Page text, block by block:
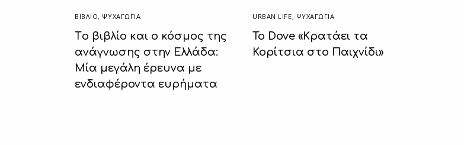
ΒΙΒΛΊΟ, ΨΥΧΑΓΩΓΙΑ
Tο βιβλίο και ο κόσμος της
ανάγνωσης στην Ελλάδα:
Μία μεγάλη έρευνα με
ενδιαφέροντα ευρήματα
URBAN LIFE, ΨΥΧΑΓΩΓΙΑ
Το Dove «Κρατάει τα
Κορίτσια στο Παιχνίδι»